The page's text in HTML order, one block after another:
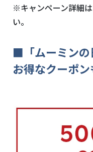
※キャンペーン詳細
い。
■「ムーミンの
お得なクーポ